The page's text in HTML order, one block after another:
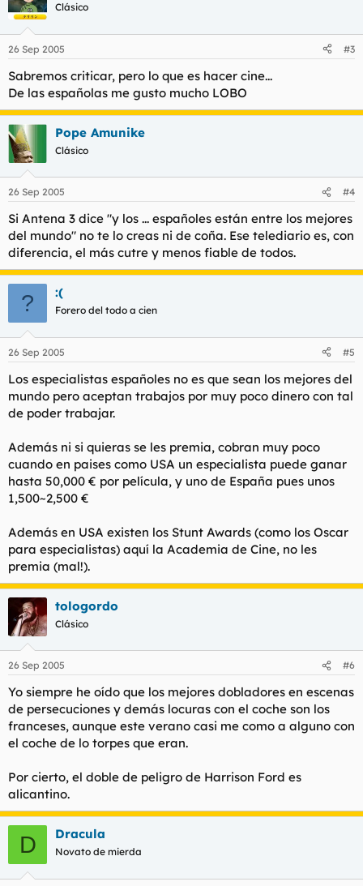
Clásico
26 Sep 2005 #3
Sabremos criticar, pero lo que es hacer cine...
De las españolas me gusto mucho LOBO
Pope Amunike
Clásico
26 Sep 2005 #4
Si Antena 3 dice "y los ... españoles están entre los mejores
del mundo" no te lo creas ni de coña. Ese telediario es, con
diferencia, el más cutre y menos fiable de todos.
? :(
Forero del todo a cien
26 Sep 2005 #5
Los especialistas españoles no es que sean los mejores del
mundo pero aceptan trabajos por muy poco dinero con tal
de poder trabajar.
Además ni si quieras se les premia, cobran muy poco
cuando en paises como USA un especialista puede ganar
hasta 50,000 € por película, y uno de España pues unos
1,500~2,500 €
Además en USA existen los Stunt Awards (como los Oscar
para especialistas) aquí la Academia de Cine, no les
premia (mal!).
tologordo
Clásico
26 Sep 2005 #6
Yo siempre he oído que los mejores dobladores en escenas
de persecuciones y demás locuras con el coche son los
franceses, aunque este verano casi me como a alguno con
el coche de lo torpes que eran.
Por cierto, el doble de peligro de Harrison Ford es
alicantino.
D Dracula
Novato de mierda